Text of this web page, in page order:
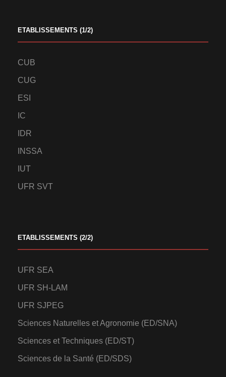
ETABLISSEMENTS (1/2)
CUB
CUG
ESI
IC
IDR
INSSA
IUT
UFR SVT
ETABLISSEMENTS (2/2)
UFR SEA
UFR SH-LAM
UFR SJPEG
Sciences Naturelles et Agronomie (ED/SNA)
Sciences et Techniques (ED/ST)
Sciences de la Santé (ED/SDS)